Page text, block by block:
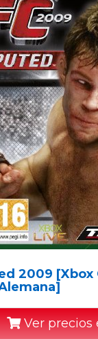
2009 [Xbox
Ver precios